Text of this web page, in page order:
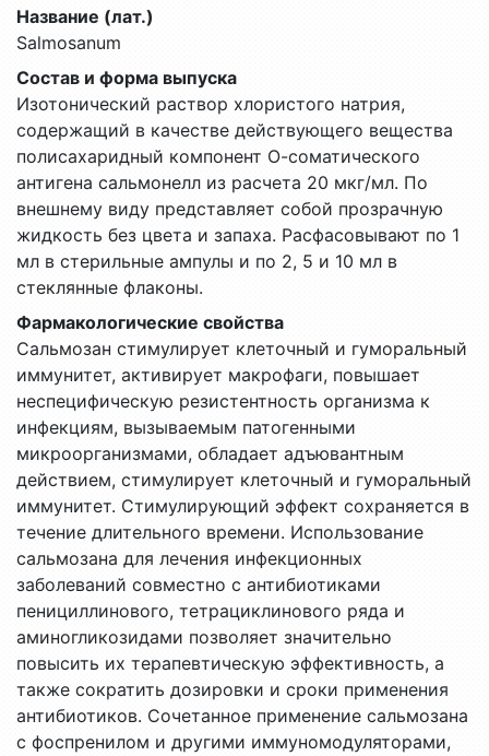
Название (лат.)
Salmosanum
Состав и форма выпуска
Изотонический раствор хлористого натрия,
содержащий в качестве действующего вещества
полисахаридный компонент О-соматического
антигена сальмонелл из расчета 20 мкг/мл. По
внешнему виду представляет собой прозрачную
жидкость без цвета и запаха. Расфасовывают по 1
мл в стерильные ампулы и по 2, 5 и 10 мл в
стеклянные флаконы.
Фармакологические свойства
Сальмозан стимулирует клеточный и гуморальный
иммунитет, активирует макрофаги, повышает
неспецифическую резистентность организма к
инфекциям, вызываемым патогенными
микроорганизмами, обладает адъювантным
действием, стимулирует клеточный и гуморальный
иммунитет. Стимулирующий эффект сохраняется в
течение длительного времени. Использование
сальмозана для лечения инфекционных
заболеваний совместно с антибиотиками
пенициллинового, тетрациклинового ряда и
аминогликозидами позволяет значительно
повысить их терапевтическую эффективность, а
также сократить дозировки и сроки применения
антибиотиков. Сочетанное применение сальмозана
с фоспренилом и другими иммуномодуляторами,